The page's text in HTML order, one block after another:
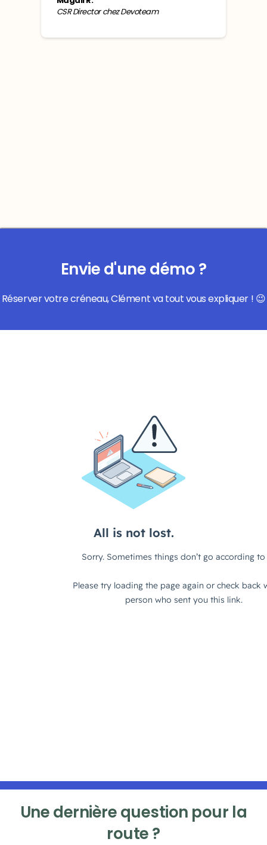
CSR Director chez Devoteam
Envie d'une démo ?
Réserver votre créneau, Clément va tout vous expliquer ! 😉
Une dernière question pour la
route ?